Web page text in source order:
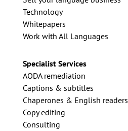
Technology
Whitepapers
Work with All Languages
Specialist Services
AODA remediation
Captions & subtitles
Chaperones & English readers
Copy editing
Consulting